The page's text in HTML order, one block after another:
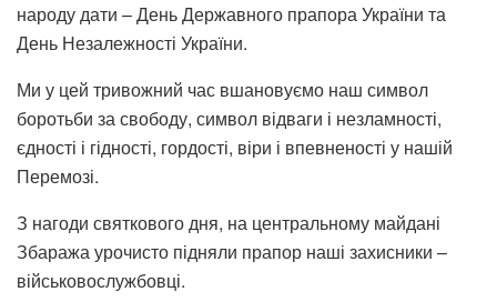
народу дати – День Державного прапора України та
День Незалежності України.
Ми у цей тривожний час вшановуємо наш символ
боротьби за свободу, символ відваги і незламності,
єдності і гідності, гордості, віри і впевненості у нашій
Перемозі.
З нагоди святкового дня, на центральному майдані
Збаража урочисто підняли прапор наші захисники –
військовослужбовці.